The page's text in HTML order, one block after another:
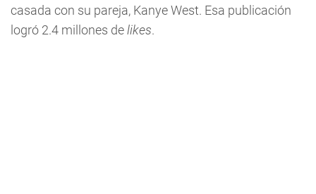
casada con su pareja, Kanye West. Esa publicación
logró 2.4 millones delikes.